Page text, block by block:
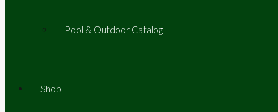
Pool & Outdoor Catalog
Shop